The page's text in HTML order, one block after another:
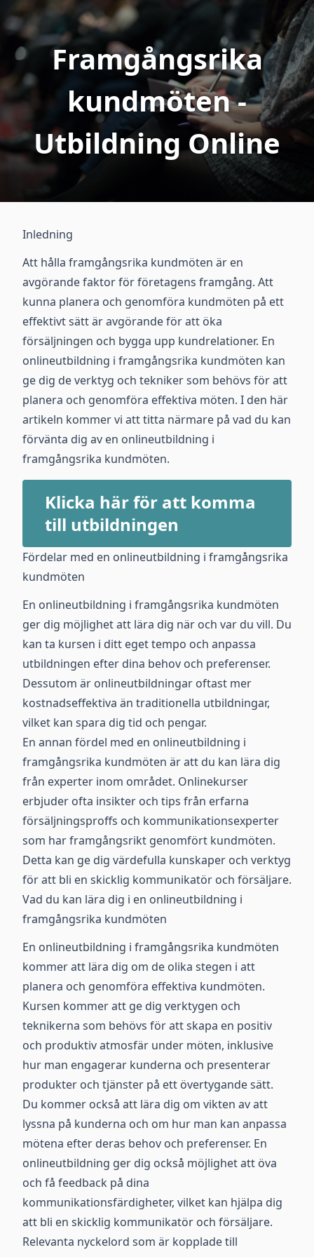
Framgångsrika
kundmöten -
Utbildning Online
Inledning
Att hålla framgångsrika kundmöten är en
avgörande faktor för företagens framgång. Att
kunna planera och genomföra kundmöten på ett
effektivt sätt är avgörande för att öka
försäljningen och bygga upp kundrelationer. En
onlineutbildning i framgångsrika kundmöten kan
ge dig de verktyg och tekniker som behövs för att
planera och genomföra effektiva möten. I den här
artikeln kommer vi att titta närmare på vad du kan
förvänta dig av en onlineutbildning i
framgångsrika kundmöten.
Klicka här för att komma
till utbildningen
Fördelar med en onlineutbildning i framgångsrika
kundmöten
En onlineutbildning i framgångsrika kundmöten
ger dig möjlighet att lära dig när och var du vill. Du
kan ta kursen i ditt eget tempo och anpassa
utbildningen efter dina behov och preferenser.
Dessutom är onlineutbildningar oftast mer
kostnadseffektiva än traditionella utbildningar,
vilket kan spara dig tid och pengar.
En annan fördel med en onlineutbildning i
framgångsrika kundmöten är att du kan lära dig
från experter inom området. Onlinekurser
erbjuder ofta insikter och tips från erfarna
försäljningsproffs och kommunikationsexperter
som har framgångsrikt genomfört kundmöten.
Detta kan ge dig värdefulla kunskaper och verktyg
för att bli en skicklig kommunikatör och försäljare.
Vad du kan lära dig i en onlineutbildning i
framgångsrika kundmöten
En onlineutbildning i framgångsrika kundmöten
kommer att lära dig om de olika stegen i att
planera och genomföra effektiva kundmöten.
Kursen kommer att ge dig verktygen och
teknikerna som behövs för att skapa en positiv
och produktiv atmosfär under möten, inklusive
hur man engagerar kunderna och presenterar
produkter och tjänster på ett övertygande sätt.
Du kommer också att lära dig om vikten av att
lyssna på kunderna och om hur man kan anpassa
mötena efter deras behov och preferenser. En
onlineutbildning ger dig också möjlighet att öva
och få feedback på dina
kommunikationsfärdigheter, vilket kan hjälpa dig
att bli en skicklig kommunikatör och försäljare.
Relevanta nyckelord som är kopplade till